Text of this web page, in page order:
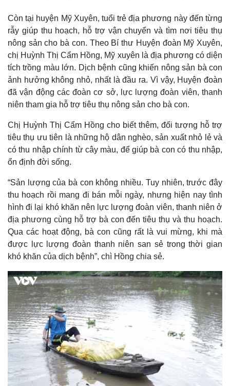
Kinh tế
Bất động sản
Khởi nghiệp
Thị trường
Giá vàng
Tiêu dùng
Tỷ giá
Chứng khoán
Giá cà phê
Còn tại huyện Mỹ Xuyên, tuổi trẻ địa phương này đến từng
rẫy giúp thu hoạch, hỗ trợ vận chuyển và tìm nơi tiêu thụ
nông sản cho bà con. Theo Bí thư Huyện đoàn Mỹ Xuyên,
chị Huỳnh Thị Cẩm Hồng, Mỹ xuyên là địa phương có diện
tích trồng màu lớn. Dịch bệnh cũng khiến nông sản bà con
ảnh hưởng không nhỏ, nhất là đầu ra. Vì vậy, Huyện đoàn
đã vận động các đoàn cơ sở, lực lượng đoàn viên, thanh
niên tham gia hỗ trợ tiêu thụ nông sản cho bà con.
Chị Huỳnh Thị Cẩm Hồng cho biết thêm, đối tượng hỗ trợ
tiêu thụ ưu tiên là những hộ dân nghèo, sản xuất nhỏ lẻ và
có thu nhập chính từ cây màu, để giúp bà con có thu nhập,
ổn định đời sống.
“Sản lượng của bà con không nhiều. Tuy nhiên, trước đây
thu hoạch rồi mang đi bán mỗi ngày, nhưng hiện nay tình
hình đi lại khó khăn nên lực lượng đoàn viên, thanh niên ở
địa phương cùng hỗ trợ bà con đến tiêu thụ và thu hoạch.
Qua các hoạt động, bà con cũng rất là vui mừng, khi mà
được lực lượng đoàn thanh niên san sẻ trong thời gian
khó khăn của dịch bệnh”, chì Hồng chia sẻ.